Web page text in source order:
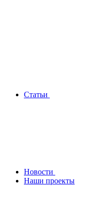
Статьи
Новости
Наши проекты